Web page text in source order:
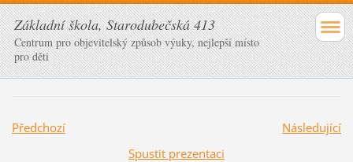
Základní škola, Starodubečská 413
Centrum pro objevitelský způsob výuky, nejlepší místo
pro děti
Předchozí
Následující
Spustit prezentaci